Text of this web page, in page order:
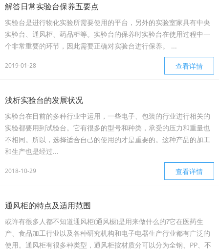
解答日常实验台保养五要点
实验台是进行物化实验所需要使用的平台，另外的实验室家具有中央
实验台、通风柜、药品柜等。实验台的保养时实验台在使用过程中一
个非常重要的环节，因此需要正确对实验台进行保养。 ...
2019-01-28 查看详情
浅析实验台的发展状况
实验台在目前的多种行业中运用，一些电子、包装的行业进行相关的
实验都要用到试验台。它有很多的型号和种类，承受的压力和重量也
不相同。所以，选择适合自己的使用的才是重要的。这种产品的加工
和生产也是经过...
2018-10-29 查看详情
通风柜的特点及适用范围
或许有很多人都不知道通风柜(通风橱)是用来做什么的?它在医药生
产、食品加工行业以及各种研究机构和电子电器生产行业都有广泛的
使用。通风柜有很多种类型，通风柜按材质分可以分为全钢、PP、不